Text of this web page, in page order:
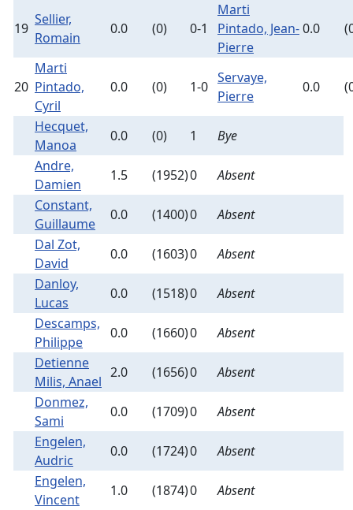
19
Sellier,
Romain
0.0 (0) 0-1
Marti
Pintado, Jean-
Pierre
0.0
20
Marti
Pintado,
Cyril
0.0 (0) 1-0
Servaye,
Pierre
0.0
Hecquet,
Manoa
0.0 (0) 1
Bye
Andre,
Damien
1.5 (1952)0
Absent
Constant,
Guillaume
0.0 (1400)0
Absent
Dal Zot,
David
0.0 (1603)0
Absent
Danloy,
Lucas
0.0 (1518)0
Absent
Descamps,
Philippe
0.0 (1660)0
Absent
Detienne
Milis, Anael
2.0 (1656)0
Absent
Donmez,
Sami
0.0 (1709)0
Absent
Engelen,
Audric
0.0 (1724)0
Absent
Engelen,
Vincent
1.0 (1874)0
Absent